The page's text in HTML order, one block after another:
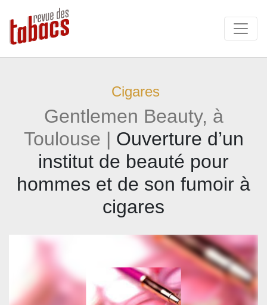
Cigares
Gentlemen Beauty, à
Toulouse | Ouverture d’un
institut de beauté pour
hommes et de son fumoir à
cigares